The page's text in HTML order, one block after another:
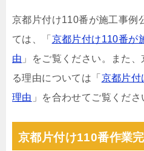
京都片付け110番が施工事例
ては、「 京都片付け110番が
由 」をご覧ください。また
る理由については「 京都片付
理由 」を合わせてご覧くださ
京都片付け110番作業